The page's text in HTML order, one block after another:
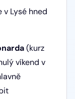
v Lysé hned
(kurz
víkend v